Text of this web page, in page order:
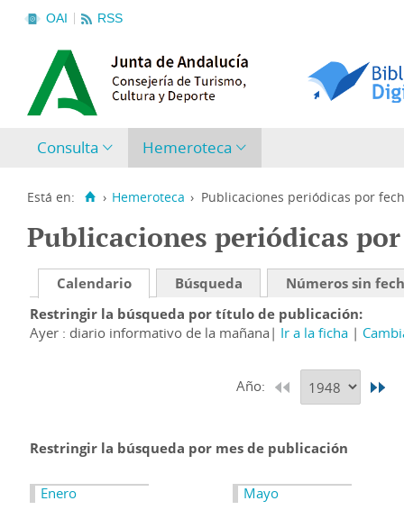
OAI RSS
Consulta Hemeroteca
Está en: › Hemeroteca › Publicaciones periódicas por
Publicaciones periódicas
Calendario Búsqueda
Números sin
Restringir la búsqueda por título de publicación
Ayer : diario informativo de la mañana
Ir a la ficha
Año:
Restringir la búsqueda por mes de publicación
Enero
Mayo